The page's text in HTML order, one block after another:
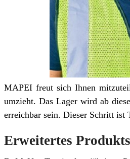
MAPEI freut sich Ihnen
umzieht. Das Lager wird ab
erreichbar sein. Dieser Schritt ist
Erweitertes